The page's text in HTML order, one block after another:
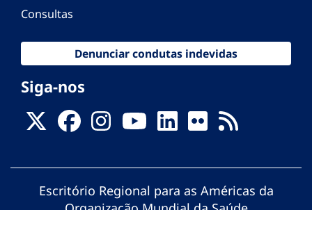
Consultas
Denunciar condutas indevidas
Siga-nos
Escritório Regional para as Américas da
Organização Mundial da Saúde